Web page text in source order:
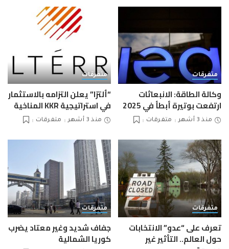
متفرقات
وكالة الطاقة: الانبعاثات
ارتفعت بوتيرة أبطأ في 2025
منذ 3 أشهر متفرقات
متفرقات
“ألترّا” يعلن التزامه بالاستثمار
في استراتيجية KKR المناخية
منذ 3 أشهر متفرقات
متفرقات
تعرف على “عدو” الانتخابات
حول العالم.. التأثير غير
متفرقات
جفاف شديد وغير معتاد يضرب
كوريا الشمالية